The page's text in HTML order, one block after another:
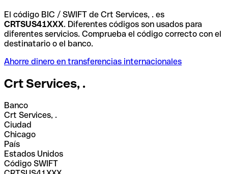
El código BIC / SWIFT de Crt Services, . es
CRTSUS41XXX. Diferentes códigos son usados para
diferentes servicios. Comprueba el código correcto con el
destinatario o el banco.
Ahorre dinero en transferencias internacionales
Crt Services, .
Banco
Crt Services, .
Ciudad
Chicago
País
Estados Unidos
Código SWIFT